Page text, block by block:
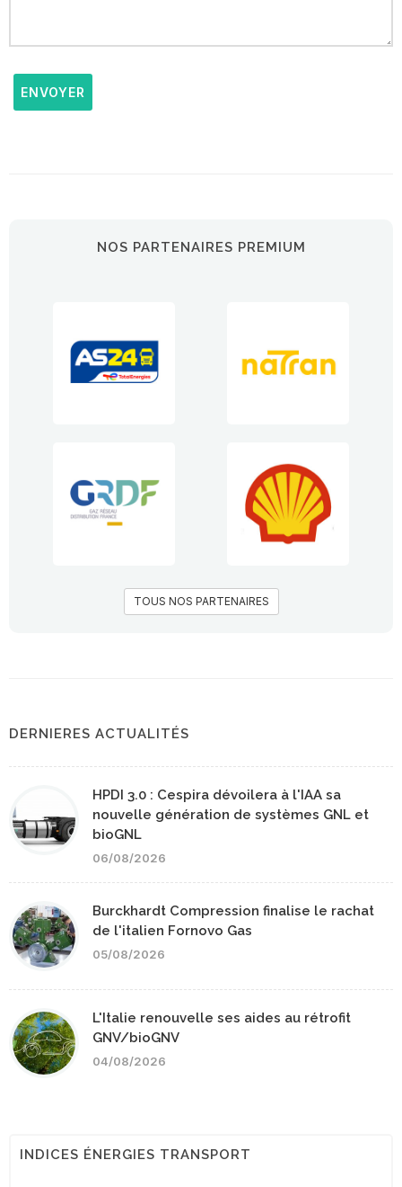
ENVOYER
NOS PARTENAIRES PREMIUM
TOUS NOS PARTENAIRES
DERNIERES ACTUALITÉS
HPDI 3.0 : Cespira dévoilera à l'IAA sa
nouvelle génération de systèmes GNL et
bioGNL
06/08/2026
Burckhardt Compression finalise le rachat
de l'italien Fornovo Gas
05/08/2026
L'Italie renouvelle ses aides au rétrofit
GNV/bioGNV
04/08/2026
INDICES ÉNERGIES TRANSPORT